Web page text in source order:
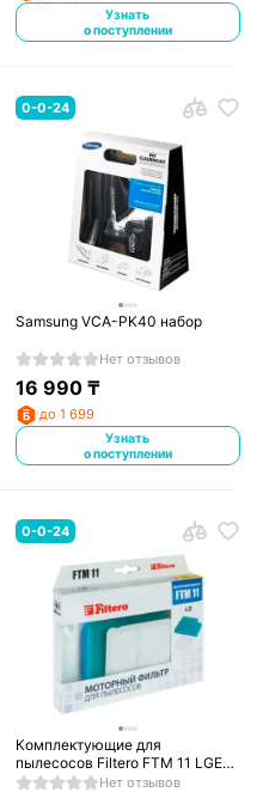
Узнать
о поступлении
0-0-24
Samsung VCA-PK40 набор
Нет отзывов
16 990 ₸
до 1 699
Узнать
о поступлении
0-0-24
Комплектующие для
пылесосов Filtero FTM 11 LGE
комплект моторных фильтров
Нет отзывов